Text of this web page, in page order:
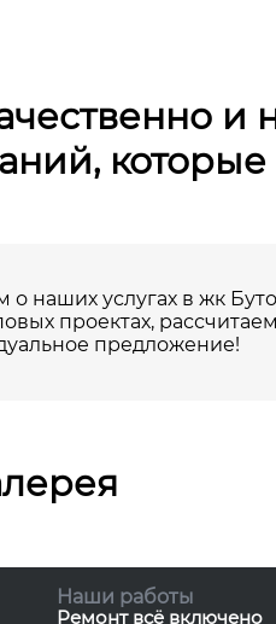
и
наших услугах в жк
проектах,
предложение!
Наши работы
Ремонт всё включено